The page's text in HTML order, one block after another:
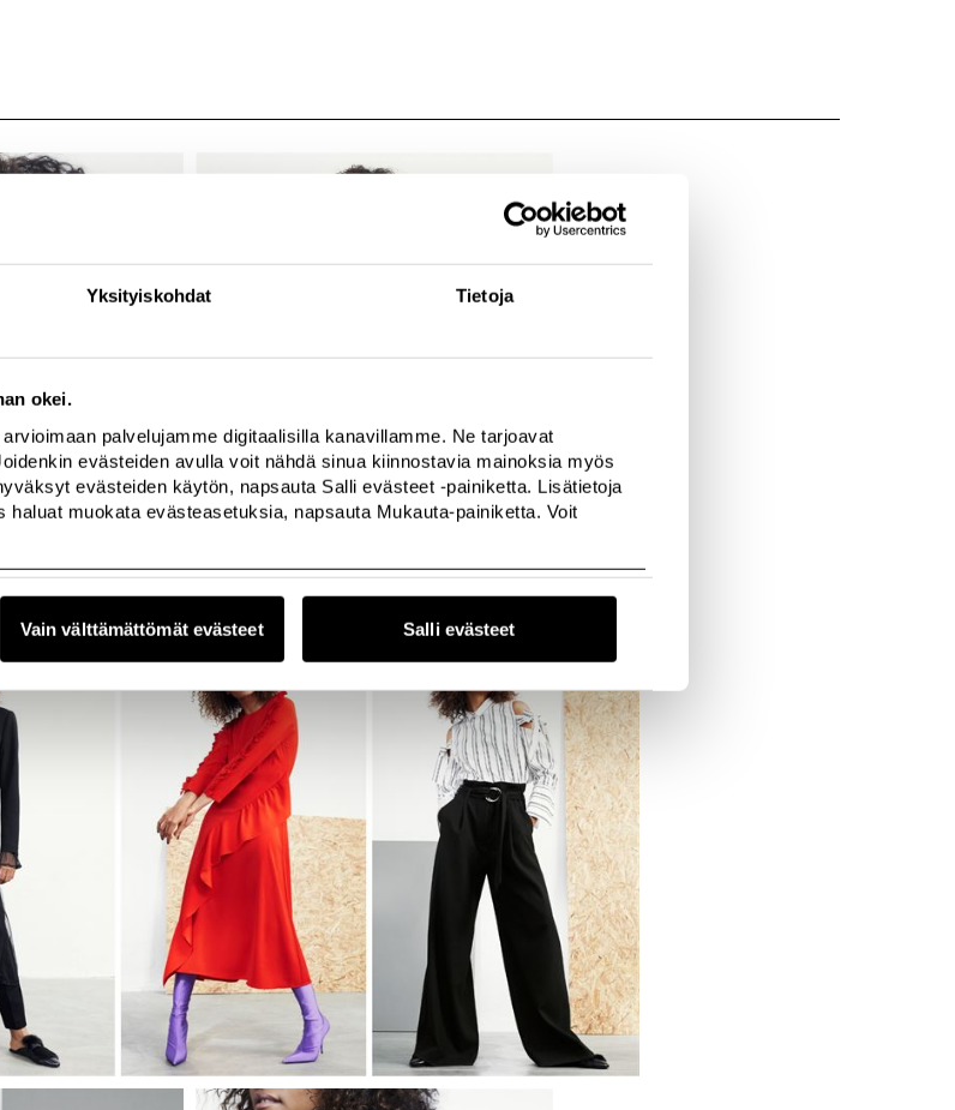
Yksityiskohdat Tietoja
okei.
palvelujamme digitaalisilla kanavillamme. Ne tarjoavat
evästeiden avulla voit nähdä sinua kiinnostavia mainoksia myös
evästeiden käytön, napsauta Salli evästeet -painiketta. Lisätietoja
muokata evästeasetuksia, napsauta Mukauta-painiketta. Voit
Vain välttämättömät evästeet Salli evästeet